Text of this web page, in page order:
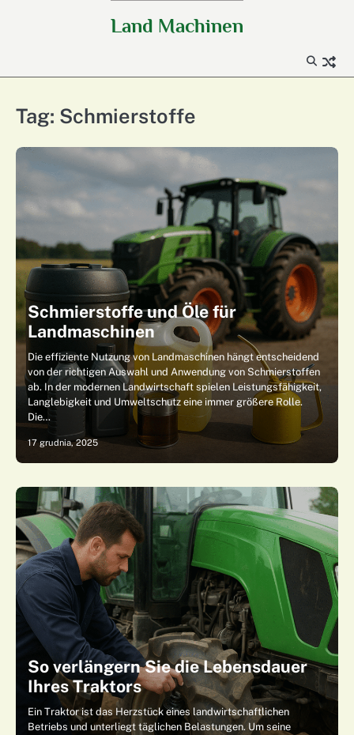
Land Machinen
Tag: Schmierstoffe
Schmierstoffe und Öle für
Landmaschinen
Die effiziente Nutzung von Landmaschinen hängt entscheidend
von der richtigen Auswahl und Anwendung von Schmierstoffen
ab. In der modernen Landwirtschaft spielen Leistungsfähigkeit,
Langlebigkeit und Umweltschutz eine immer größere Rolle.
Die…
17 grudnia, 2025
So verlängern Sie die Lebensdauer
Ihres Traktors
Ein Traktor ist das Herzstück eines landwirtschaftlichen
Betriebs und unterliegt täglichen Belastungen. Um seine